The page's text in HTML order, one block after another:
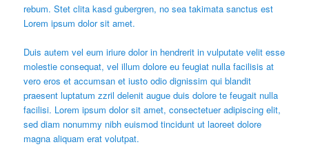
rebum. Stet clita kasd gubergren, no sea takimata sanctus est
Lorem ipsum dolor sit amet.
Duis autem vel eum iriure dolor in hendrerit in vulputate velit esse
molestie consequat, vel illum dolore eu feugiat nulla facilisis at
vero eros et accumsan et iusto odio dignissim qui blandit
praesent luptatum zzril delenit augue duis dolore te feugait nulla
facilisi. Lorem ipsum dolor sit amet, consectetuer adipiscing elit,
sed diam nonummy nibh euismod tincidunt ut laoreet dolore
magna aliquam erat volutpat.